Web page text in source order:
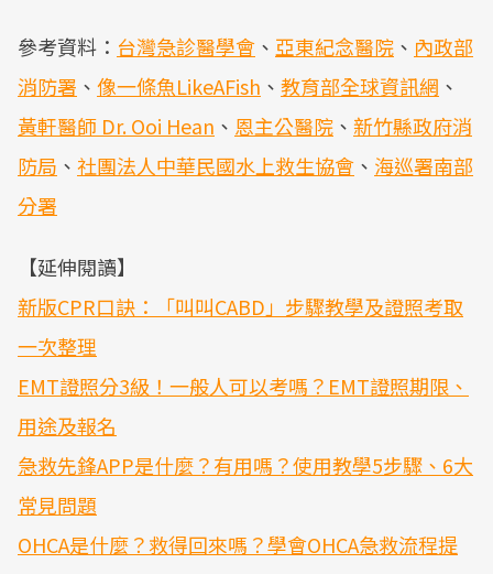
參考資料： 台灣急診醫學會 、 亞東紀念醫院 、 內政部
消防署 、 像一條魚LikeAFish 、 教育部全球資訊網 、
黃軒醫師 Dr. Ooi Hean 、 恩主公醫院 、 新竹縣政府消
防局 、 社團法人中華民國水上救生協會 、 海巡署南部
分署
【延伸閱讀】
新版CPR口訣：「叫叫CABD」步驟教學及證照考取
一次整理
EMT證照分3級！一般人可以考嗎？EMT證照期限、
用途及報名
急救先鋒APP是什麼？有用嗎？使用教學5步驟、6大
常見問題
OHCA是什麼？救得回來嗎？學會OHCA急救流程提